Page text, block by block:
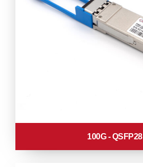
100G - QSFP28